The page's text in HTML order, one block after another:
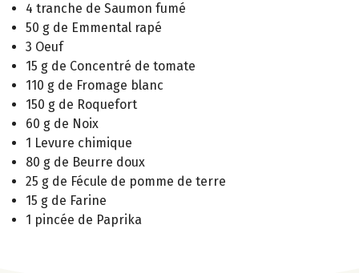
4 tranche de Saumon fumé
50 g de Emmental rapé
3 Oeuf
15 g de Concentré de tomate
110 g de Fromage blanc
150 g de Roquefort
60 g de Noix
1 Levure chimique
80 g de Beurre doux
25 g de Fécule de pomme de terre
15 g de Farine
1 pincée de Paprika